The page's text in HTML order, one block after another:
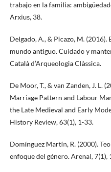
trabajo en la familia:
Arxius, 38.
Delgado, A., & Picazo, M. (2016).
mundo antiguo. Cuidado y
Català d’Arqueologia Clàssica.
De Moor, T., & van Zanden, J. L.
Marriage Pattern and Labour
the Late Medieval and Early
History Review, 63(1), 1-33.
Domínguez Martín, R. (2000).
enfoque del género. Arenal, 7(1),